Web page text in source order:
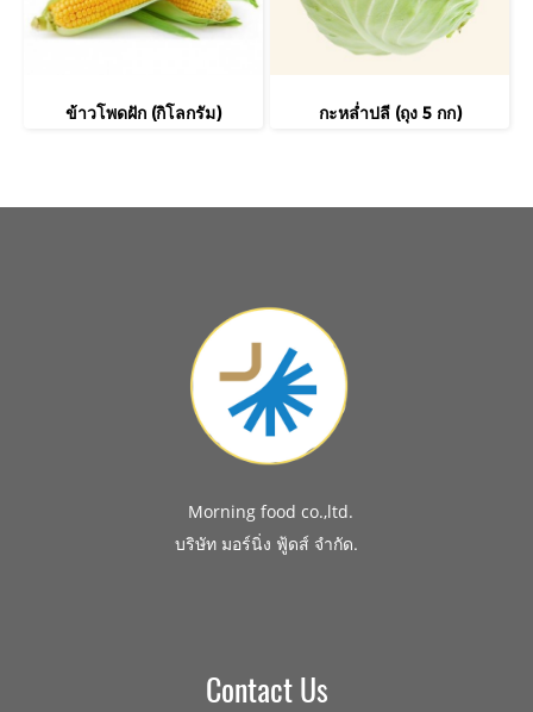
ข้าวโพดฝัก (กิโลกรัม) กะหล่ำปลี (ถุง 5 กก)
Morning food co.,ltd.
บริษัท มอร์นิ่ง ฟู้ดส์ จำกัด.
Contact Us